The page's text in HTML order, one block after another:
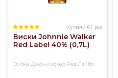
раз.
Доставка
Купили 61 раз
Виски Johnnie Walker
Red Label 40% (0,7L)
Виски Джони Уокер Ред Лэйбл